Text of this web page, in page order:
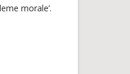
morale’.